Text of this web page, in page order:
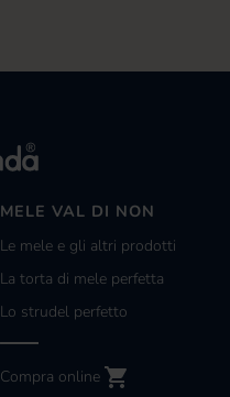
MELE VAL DI NON
Le mele e gli altri prodotti
La torta di mele perfetta
Lo strudel perfetto
Compra online